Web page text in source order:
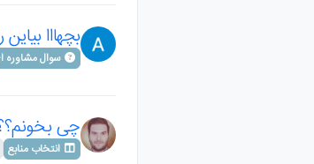
بچهااا
سوال مشاوره
چی
انتخاب منابع